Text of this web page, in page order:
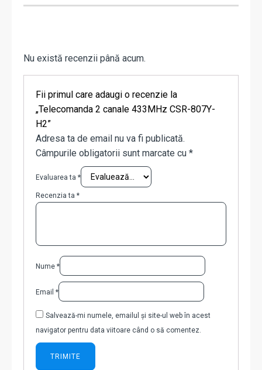
Nu există recenzii până acum.
Fii primul care adaugi o recenzie la
„Telecomanda 2 canale 433MHz CSR-807Y-
H2”
Adresa ta de email nu va fi publicată.
Câmpurile obligatorii sunt marcate cu *
Evaluarea ta *
Recenzia ta *
Nume *
Email *
Salvează-mi numele, emailul și site-ul web în acest
navigator pentru data viitoare când o să comentez.